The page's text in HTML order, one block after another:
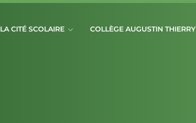
LA CITÉ SCOLAIRE COLLÈGE AUGUSTIN THIERRY